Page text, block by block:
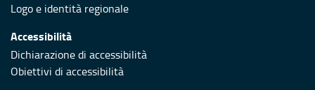
Logo e identità regionale
Accessibilità
Dichiarazione di accessibilità
Obiettivi di accessibilità